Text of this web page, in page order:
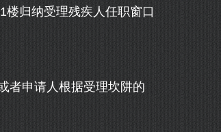
归纳受理残疾人任职窗口
申请人根据受理坎阱的